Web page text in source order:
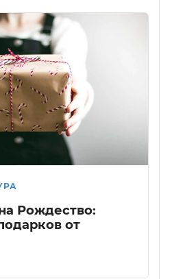
Рождество:
от